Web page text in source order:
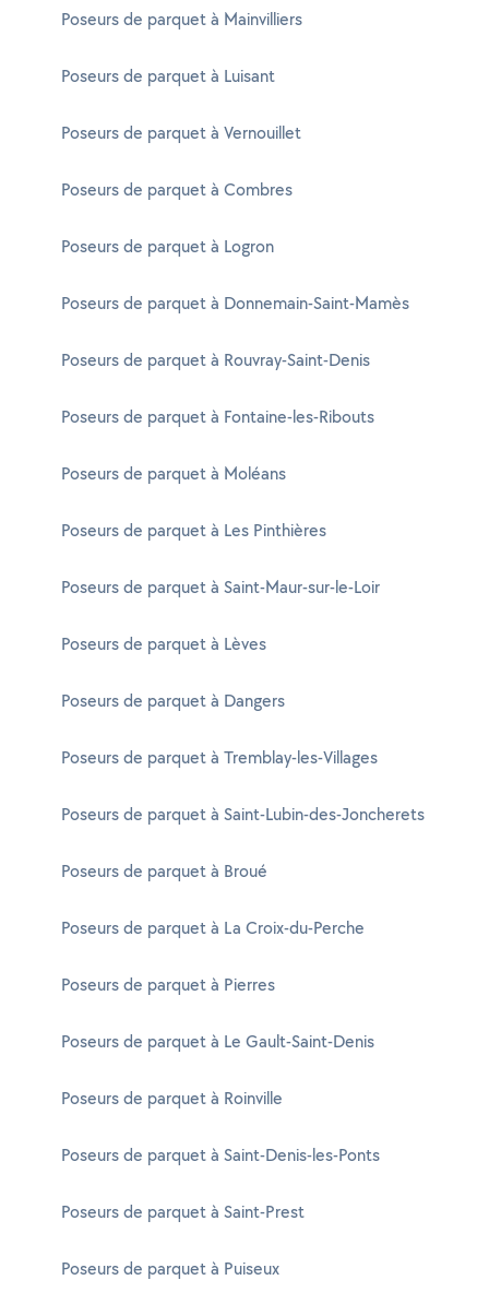
Poseurs de parquet à Mainvilliers
Poseurs de parquet à Luisant
Poseurs de parquet à Vernouillet
Poseurs de parquet à Combres
Poseurs de parquet à Logron
Poseurs de parquet à Donnemain-Saint-Mamès
Poseurs de parquet à Rouvray-Saint-Denis
Poseurs de parquet à Fontaine-les-Ribouts
Poseurs de parquet à Moléans
Poseurs de parquet à Les Pinthières
Poseurs de parquet à Saint-Maur-sur-le-Loir
Poseurs de parquet à Lèves
Poseurs de parquet à Dangers
Poseurs de parquet à Tremblay-les-Villages
Poseurs de parquet à Saint-Lubin-des-Joncherets
Poseurs de parquet à Broué
Poseurs de parquet à La Croix-du-Perche
Poseurs de parquet à Pierres
Poseurs de parquet à Le Gault-Saint-Denis
Poseurs de parquet à Roinville
Poseurs de parquet à Saint-Denis-les-Ponts
Poseurs de parquet à Saint-Prest
Poseurs de parquet à Puiseux